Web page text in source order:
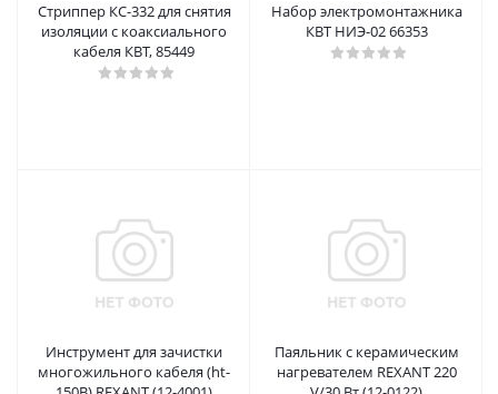
Стриппер КС-332 для снятия
изоляции с коаксиального
кабеля КВТ, 85449
Набор электромонтажника
КВТ НИЭ-02 66353
Инструмент для зачистки
многожильного кабеля (ht-
Паяльник с керамическим
нагревателем REXANT 220